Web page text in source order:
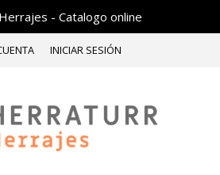
- Catalogo online
INICIAR SESIÓN